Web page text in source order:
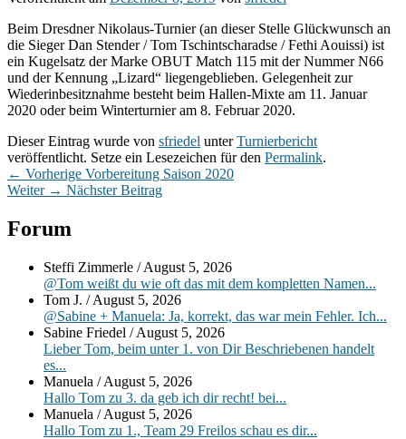
Beim Dresdner Nikolaus-Turnier (an dieser Stelle Glückwunsch an
die Sieger Dan Stender / Tom Tschintscharadse / Fethi Aouissi) ist
ein Kugelsatz der Marke OBUT Match 115 mit der Nummer N66
und der Kennung „Lizard“ liegengeblieben. Gelegenheit zur
Wiederinbesitznahme besteht beim Hallen-Mixte am 11. Januar
2020 oder beim Winterturnier am 8. Februar 2020.
Dieser Eintrag wurde von sfriedel unterTurnierbericht
veröffentlicht. Setze ein Lesezeichen für den Permalink.
Beitragsnavigation
← Vorherige Vorheriger
Beitrag:
Vorbereitung Saison 2020
Weiter → Nächster
Nächster Beitrag
Primärer
Widgetbereich
Forum
Steffi Zimmerle /August 5, 2026
@Tom weißt du wie oft das mit dem kompletten Namen...
Tom J. /August 5, 2026
@Sabine + Manuela: Ja, korrekt, das war mein Fehler. Ich...
Sabine Friedel /August 5, 2026
Lieber Tom, beim unter 1. von Dir Beschriebenen handelt
es...
Manuela /August 5, 2026
Hallo Tom zu 3. da geb ich dir recht! bei...
Manuela /August 5, 2026
Hallo Tom zu 1., Team 29 Freilos schau es dir...